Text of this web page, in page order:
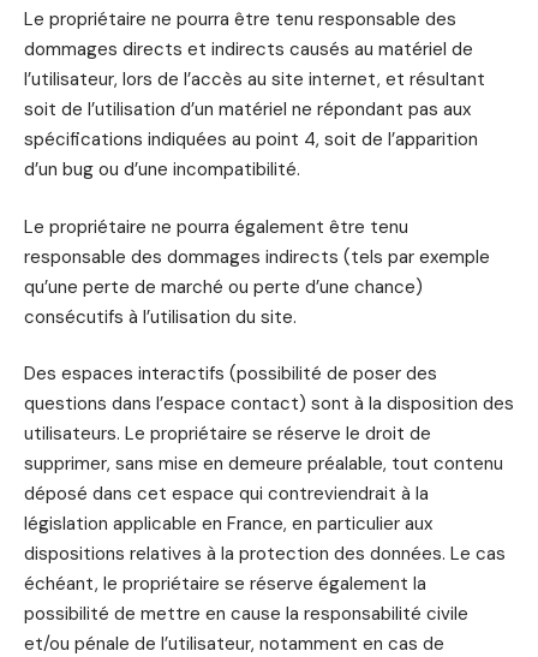
Le propriétaire ne pourra être tenu responsable des
dommages directs et indirects causés au matériel de
l’utilisateur, lors de l’accès au site internet, et résultant
soit de l’utilisation d’un matériel ne répondant pas aux
spécifications indiquées au point 4, soit de l’apparition
d’un bug ou d’une incompatibilité.
Le propriétaire ne pourra également être tenu
responsable des dommages indirects (tels par exemple
qu’une perte de marché ou perte d’une chance)
consécutifs à l’utilisation du site.
Des espaces interactifs (possibilité de poser des
questions dans l’espace contact) sont à la disposition des
utilisateurs. Le propriétaire se réserve le droit de
supprimer, sans mise en demeure préalable, tout contenu
déposé dans cet espace qui contreviendrait à la
législation applicable en France, en particulier aux
dispositions relatives à la protection des données. Le cas
échéant, le propriétaire se réserve également la
possibilité de mettre en cause la responsabilité civile
et/ou pénale de l’utilisateur, notamment en cas de